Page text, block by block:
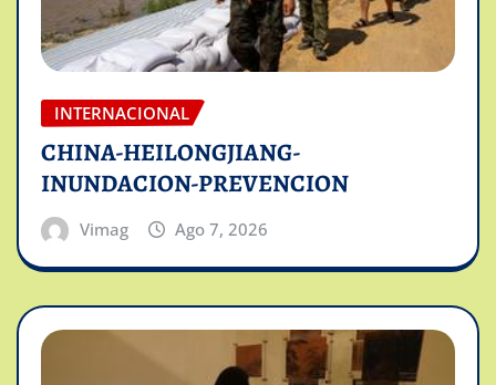
INTERNACIONAL
CHINA-HEILONGJIANG-
INUNDACION-PREVENCION
Vimag Ago 7, 2026